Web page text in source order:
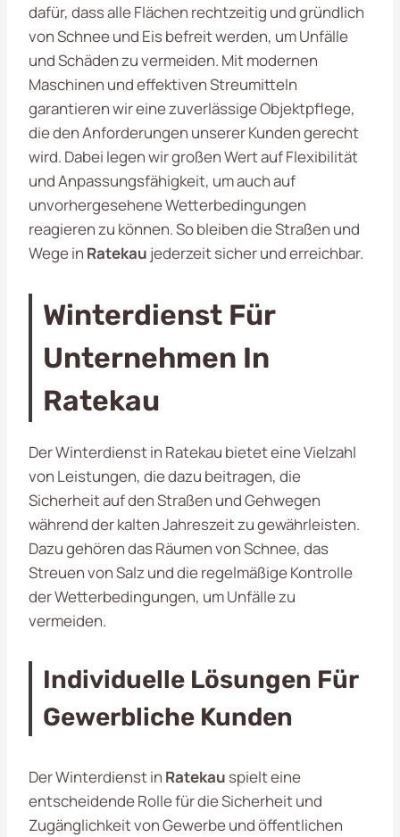
dafür, dass alle Flächen rechtzeitig und gründlich
von Schnee und Eis befreit werden, um Unfälle
und Schäden zu vermeiden. Mit modernen
Maschinen und effektiven Streumitteln
garantieren wir eine zuverlässige Objektpflege,
die den Anforderungen unserer Kunden gerecht
wird. Dabei legen wir großen Wert auf Flexibilität
und Anpassungsfähigkeit, um auch auf
unvorhergesehene Wetterbedingungen
reagieren zu können. So bleiben die Straßen und
Wege in Ratekau jederzeit sicher und erreichbar.
Winterdienst Für
Unternehmen In
Ratekau
Der Winterdienst in Ratekau bietet eine Vielzahl
von Leistungen, die dazu beitragen, die
Sicherheit auf den Straßen und Gehwegen
während der kalten Jahreszeit zu gewährleisten.
Dazu gehören das Räumen von Schnee, das
Streuen von Salz und die regelmäßige Kontrolle
der Wetterbedingungen, um Unfälle zu
vermeiden.
Individuelle Lösungen Für
Gewerbliche Kunden
Der Winterdienst in Ratekau spielt eine
entscheidende Rolle für die Sicherheit und
Zugänglichkeit von Gewerbe und öffentlichen